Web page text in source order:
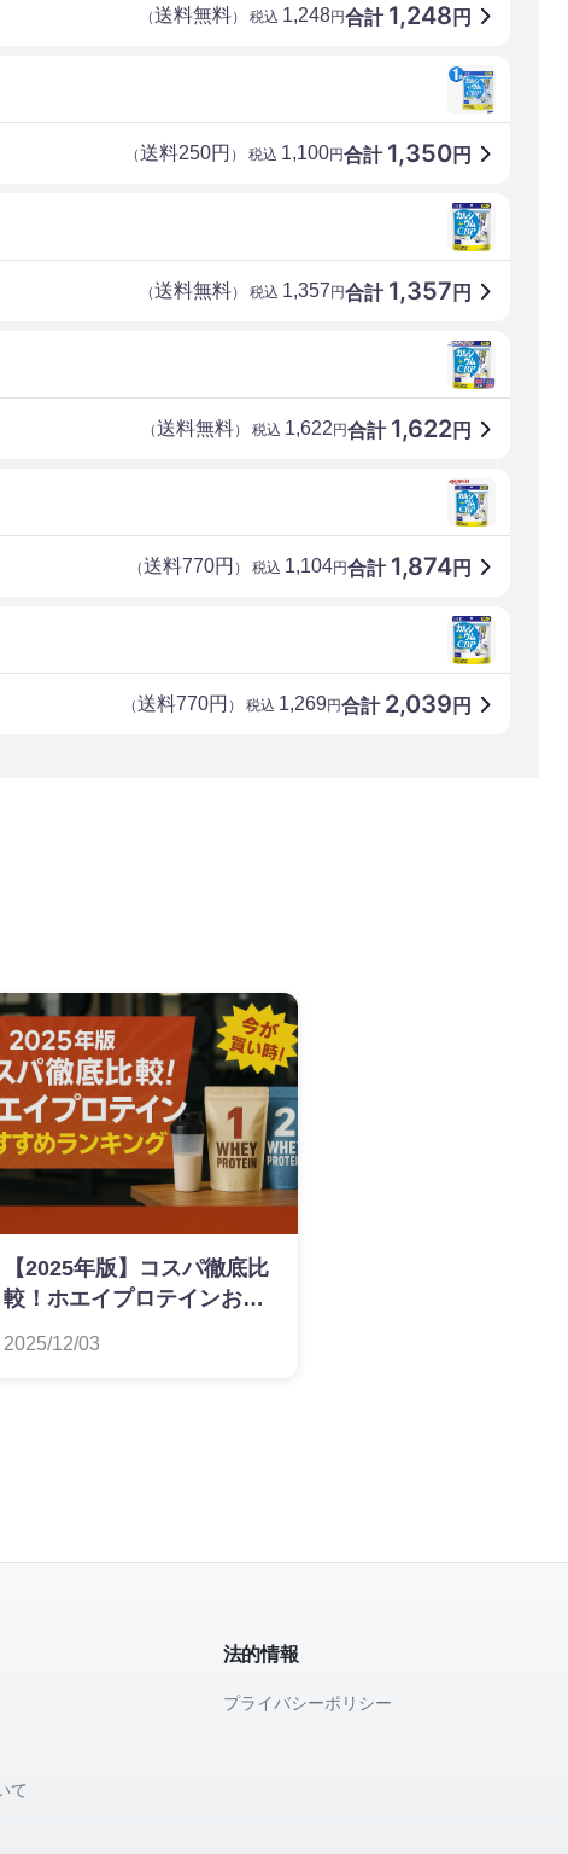
合計 1,248 円
（送料無料） 税込 1,248円
合計 1,350円
（送料250円 ） 税込 1,100円
合計 1,357 円
（送料無料） 税込 1,357円
合計 1,622円
（送料無料） 税込 1,622円
合計 1,874円
（送料770円 ） 税込 1,104円
合計 2,039 円
（送料770円 ） 税込 1,269円
【2025年版】コスパ徹底比
較！ホエイプロテインおす
2025/12/03
て
法的情報
プライバシーポリシー